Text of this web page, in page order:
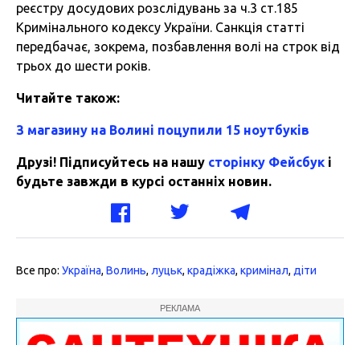
реєстру досудових розслідувань за ч.3 ст.185
Кримінального кодексу України. Санкція статті
передбачає, зокрема, позбавлення волі на строк від
трьох до шести років.
Читайте також:
З магазину на Волині поцупили 15 ноутбуків
Друзі! Підписуйтесь на нашу сторінку Фейсбук і
будьте завжди в курсі останніх новин.
Все про: Україна, Волинь, луцьк, крадіжка, кримінал, діти
РЕКЛАМА